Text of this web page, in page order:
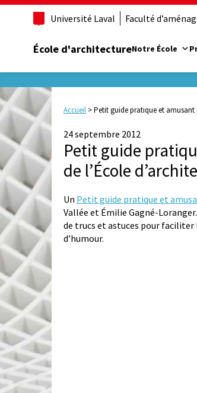
Université Laval Faculté
École d'architectureNotre École
Accueil >Petit guide pratique et amusant
24 septembre 2012
Petit guide
de l’École
Un Petit guide pratique et
Vallée et Émilie Gagné-
de trucs et astuces pour faciliter
d’humour.